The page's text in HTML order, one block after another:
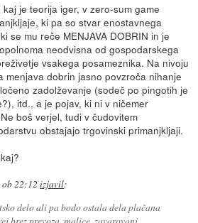
je teorija iger, v zero-sum game
ki pa so stvar enostavnega
se mu reče MENJAVA DOBRIN in je
neodvisna od gospodarskega
vsakega posameznika. Na nivoju
menjava dobrin jasno povzroča nihanje
zadolževanje (sodeč po pingotih je
itd., a je pojav, ki ni v ničemer
boš verjel, tudi v čudovitem
obstajajo trgovinski primanjkljaji.
ob 22:12 izjavil:
delo ali pa bodo ostala dela plačana